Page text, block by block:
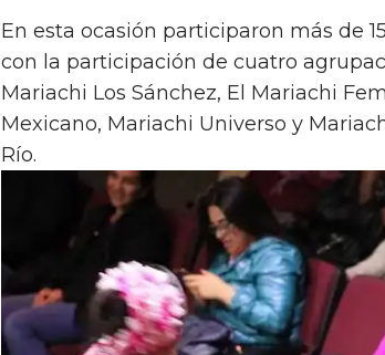
En esta ocasión participaron más de
con la participación de cuatro
Mariachi Los Sánchez, El Mariachi
Mexicano, Mariachi Universo y
Río.